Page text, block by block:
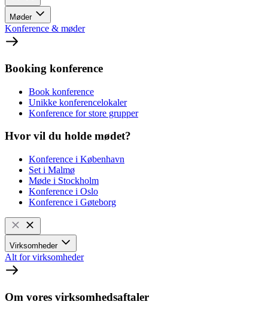
Møder
Konference & møder
Booking konference
Book konference
Unikke konferencelokaler
Konference for store grupper
Hvor vil du holde mødet?
Konference i København
Set i Malmø
Møde i Stockholm
Konference i Oslo
Konference i Gøteborg
Virksomheder
Alt for virksomheder
Om vores virksomhedsaftaler